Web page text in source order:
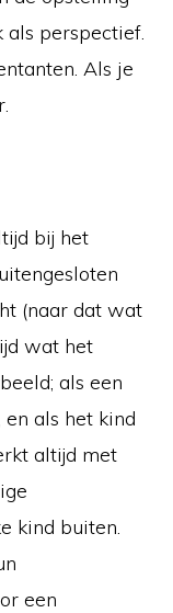
als perspectief.
Als je
bij het
(naar dat wat
wat het
als een
als het kind
altijd met
kind buiten.
een